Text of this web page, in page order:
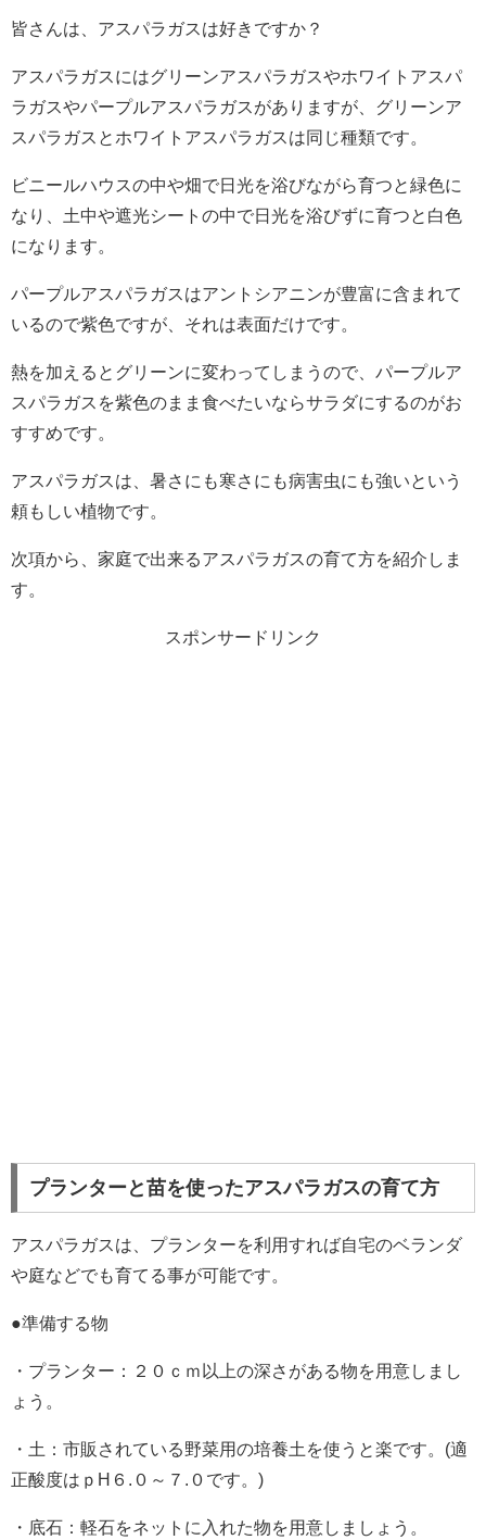
皆さんは、アスパラガスは好きですか？
アスパラガスにはグリーンアスパラガスやホワイトアスパ
ラガスやパープルアスパラガスがありますが、グリーンア
スパラガスとホワイトアスパラガスは同じ種類です。
ビニールハウスの中や畑で日光を浴びながら育つと緑色に
なり、土中や遮光シートの中で日光を浴びずに育つと白色
になります。
パープルアスパラガスはアントシアニンが豊富に含まれて
いるので紫色ですが、それは表面だけです。
熱を加えるとグリーンに変わってしまうので、パープルア
スパラガスを紫色のまま食べたいならサラダにするのがお
すすめです。
アスパラガスは、暑さにも寒さにも病害虫にも強いという
頼もしい植物です。
次項から、家庭で出来るアスパラガスの育て方を紹介しま
す。
スポンサードリンク
プランターと苗を使ったアスパラガスの育て方
アスパラガスは、プランターを利用すれば自宅のベランダ
や庭などでも育てる事が可能です。
●準備する物
・プランター：２０ｃｍ以上の深さがある物を用意しまし
ょう。
・土：市販されている野菜用の培養土を使うと楽です。(適
正酸度はｐH６.０～７.０です。)
・底石：軽石をネットに入れた物を用意しましょう。